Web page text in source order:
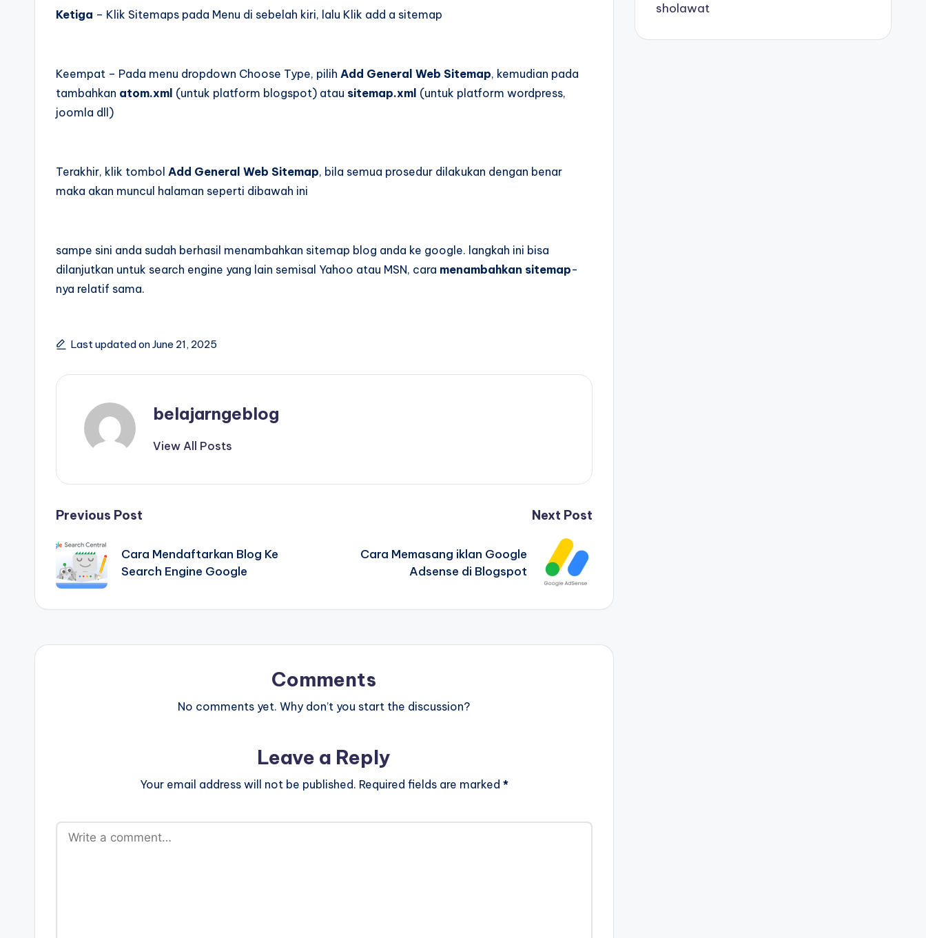
Ketiga – Klik Sitemaps pada Menu di sebelah kiri, lalu Klik add a sitemap
Keempat – Pada menu dropdown Choose Type, pilih Add General Web Sitemap, kemudian pada
tambahkan atom.xml (untuk platform blogspot) atau sitemap.xml (untuk platform wordpress,
joomla dll)
Terakhir, klik tombol Add General Web Sitemap, bila semua prosedur dilakukan dengan benar
maka akan muncul halaman seperti dibawah ini
sampe sini anda sudah berhasil menambahkan sitemap blog anda ke google. langkah ini bisa
dilanjutkan untuk search engine yang lain semisal Yahoo atau MSN, cara menambahkan sitemap-
nya relatif sama.
Last updated on June 21, 2025
belajarngeblog
View All Posts
Post
navigation
Previous Post
Cara Mendaftarkan Blog Ke
Search Engine Google
Next Post
Cara Memasang iklan Google
Adsense di Blogspot
Comments
No comments yet. Why don’t you start the discussion?
Leave a Reply
Your email address will not be published. Required fields are marked *
sholawat